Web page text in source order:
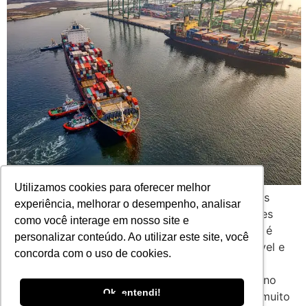
Utilizamos cookies para oferecer melhor
experiência, melhorar o desempenho, analisar
como você interage em nosso site e
personalizar conteúdo. Ao utilizar este site, você
concorda com o uso de cookies.
Ok, entendi!
Expandir fronteiras é o sonho de muitas empresas
brasileiras. Levar seus produtos para outros países
representa mais do que aumento de faturamento é
posicionamento de marca, crescimento sustentável e
entanto, quem já tentou dar os primeiros passos no
comércio internacional sabe que exportar exige muito